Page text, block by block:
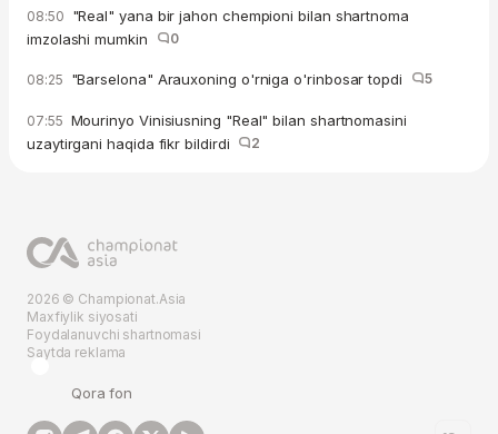
08:50 "Real" yana bir jahon chempioni bilan shartnoma
imzolashi mumkin
0
08:25 "Barselona" Arauxoning o'rniga o'rinbosar topdi 5
07:55 Mourinyo Vinisiusning "Real" bilan shartnomasini
uzaytirgani haqida fikr bildirdi
2
2026 © Championat.Asia
Maxfiylik siyosati
Foydalanuvchi shartnomasi
Saytda reklama
Qora fon